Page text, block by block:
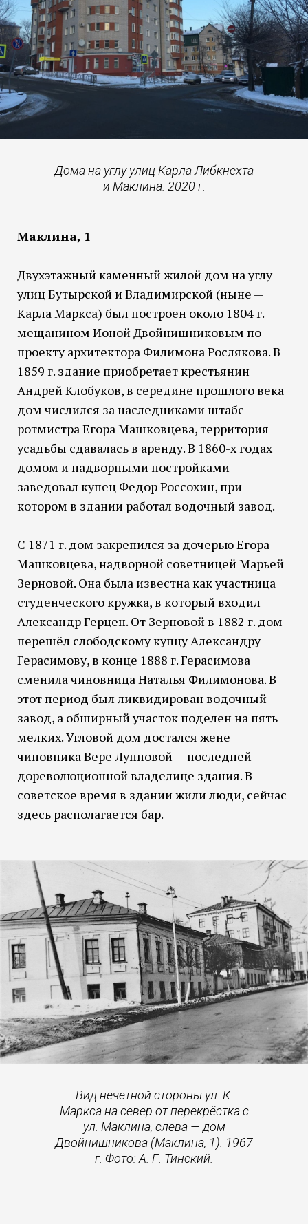
Дома на углу улиц Карла Либкнехта
и Маклина. 2020 г.
Маклина, 1
Двухэтажный каменный жилой дом на углу
улиц Бутырской и Владимирской (ныне —
Карла Маркса) был построен около 1804 г.
мещанином Ионой Двойнишниковым по
проекту архитектора Филимона Рослякова. В
1859 г. здание приобретает крестьянин
Андрей Клобуков, в середине прошлого века
дом числился за наследниками штабс-
ротмистра Егора Машковцева, территория
усадьбы сдавалась в аренду. В 1860-х годах
домом и надворными постройками
заведовал купец Федор Россохин, при
котором в здании работал водочный завод.
С 1871 г. дом закрепился за дочерью Егора
Машковцева, надворной советницей Марьей
Зерновой. Она была известна как участница
студенческого кружка, в который входил
Александр Герцен. От Зерновой в 1882 г. дом
перешёл слободскому купцу Александру
Герасимову, в конце 1888 г. Герасимова
сменила чиновница Наталья Филимоно­ва. В
этот период был ликвидирован водочный
завод, а обширный участок поделен на пять
мелких. Угловой дом достался жене
чиновника Вере Лупповой — последней
дореволюционной владелице здания. В
советское время в здании жили люди, сейчас
здесь располагается бар.
Вид нечётной стороны ул. К.
Маркса на север от перекрёстка с
ул. Маклина, слева — дом
Двойнишникова (Маклина, 1). 1967
г. Фото: А. Г. Тинский.